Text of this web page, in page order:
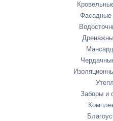
Фасадные
Заборы и